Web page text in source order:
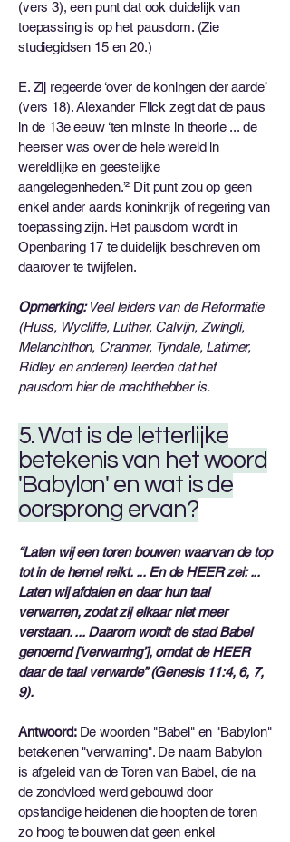
(vers 3), een punt dat ook duidelijk van
toepassing is op het pausdom. (Zie
studiegidsen 15 en 20.)
E. Zij regeerde ‘over de koningen der aarde’
(vers 18). Alexander Flick zegt dat de paus
in de 13e eeuw ‘ten minste in theorie ... de
heerser was over de hele wereld in
wereldlijke en geestelijke
aangelegenheden.’² Dit punt zou op geen
enkel ander aards koninkrijk of regering van
toepassing zijn. Het pausdom wordt in
Openbaring 17 te duidelijk beschreven om
daarover te twijfelen.
Opmerking:Veel leiders van de Reformatie
(Huss, Wycliffe, Luther, Calvijn, Zwingli,
Melanchthon, Cranmer, Tyndale, Latimer,
Ridley en anderen) leerden dat het
pausdom hier de machthebber is.
5. Wat is de letterlijke
betekenis van het woord
'Babylon' en wat is de
oorsprong ervan?
“Laten wij een toren bouwen waarvan de top
tot in de hemel reikt. ... En de HEER zei: ...
Laten wij afdalen en daar hun taal
verwarren, zodat zij elkaar niet meer
verstaan. ... Daarom wordt de stad Babel
genoemd [‘verwarring’], omdat de HEER
daar de taal verwarde” (Genesis 11:4, 6, 7,
9).
Antwoord: De woorden "Babel" en "Babylon"
betekenen "verwarring". De naam Babylon
is afgeleid van de Toren van Babel, die na
de zondvloed werd gebouwd door
opstandige heidenen die hoopten de toren
zo hoog te bouwen dat geen enkel